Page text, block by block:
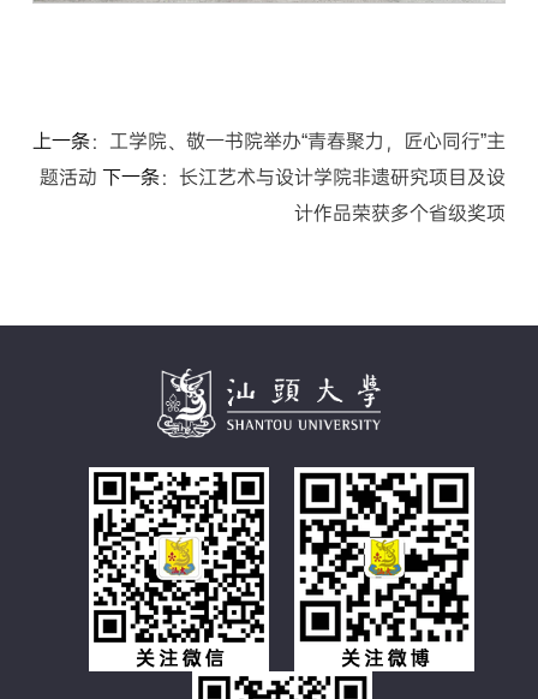
上一条： 工学院、敬一书院举办“青春聚力，匠心同行”主
题活动 下一条： 长江艺术与设计学院非遗研究项目及设
计作品荣获多个省级奖项‌